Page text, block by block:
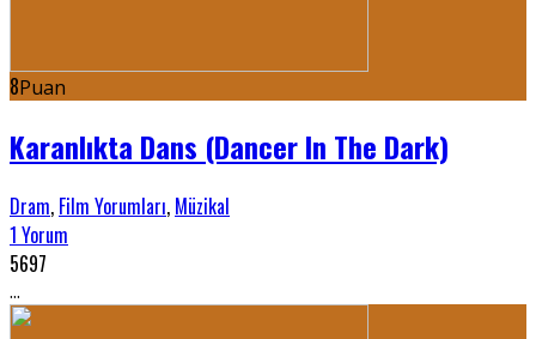
8Puan
Karanlıkta Dans (Dancer In The Dark)
Dram, Film Yorumları, Müzikal
1 Yorum
5697
...